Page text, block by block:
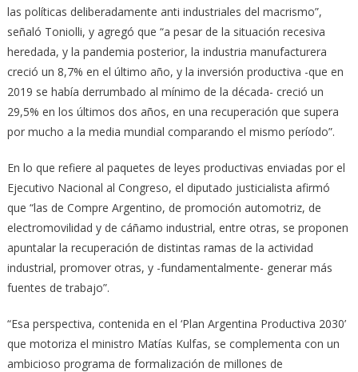
las políticas deliberadamente anti industriales del macrismo”,
señaló Toniolli, y agregó que “a pesar de la situación recesiva
heredada, y la pandemia posterior, la industria manufacturera
creció un 8,7% en el último año, y la inversión productiva -que en
2019 se había derrumbado al mínimo de la década- creció un
29,5% en los últimos dos años, en una recuperación que supera
por mucho a la media mundial comparando el mismo período”.
En lo que refiere al paquetes de leyes productivas enviadas por el
Ejecutivo Nacional al Congreso, el diputado justicialista afirmó
que “las de Compre Argentino, de promoción automotriz, de
electromovilidad y de cáñamo industrial, entre otras, se proponen
apuntalar la recuperación de distintas ramas de la actividad
industrial, promover otras, y -fundamentalmente- generar más
fuentes de trabajo”.
“Esa perspectiva, contenida en el ‘Plan Argentina Productiva 2030’
que motoriza el ministro Matías Kulfas, se complementa con un
ambicioso programa de formalización de millones de